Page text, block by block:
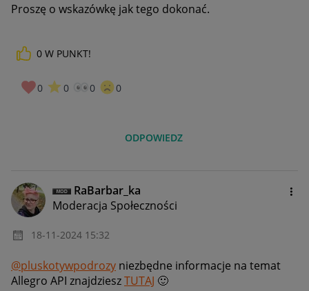
Proszę o wskazówkę jak tego dokonać.
0 W PUNKT!
0 0 0 0
ODPOWIEDZ
RaBarbar_ka
Moderacja Społeczności
‎18-11-2024 15:32
@pluskotywpodrozy niezbędne informacje na temat
Allegro API znajdzieszTUTAJ 🙂